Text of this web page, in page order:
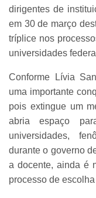
dirigentes de
em 30 de março
tríplice nos
universidades
Conforme Lívia
uma importante
pois extingue um
abria espaço
universidades,
durante o governo
a docente, ainda é
processo de